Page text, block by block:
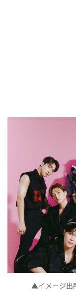
▲イメージ出